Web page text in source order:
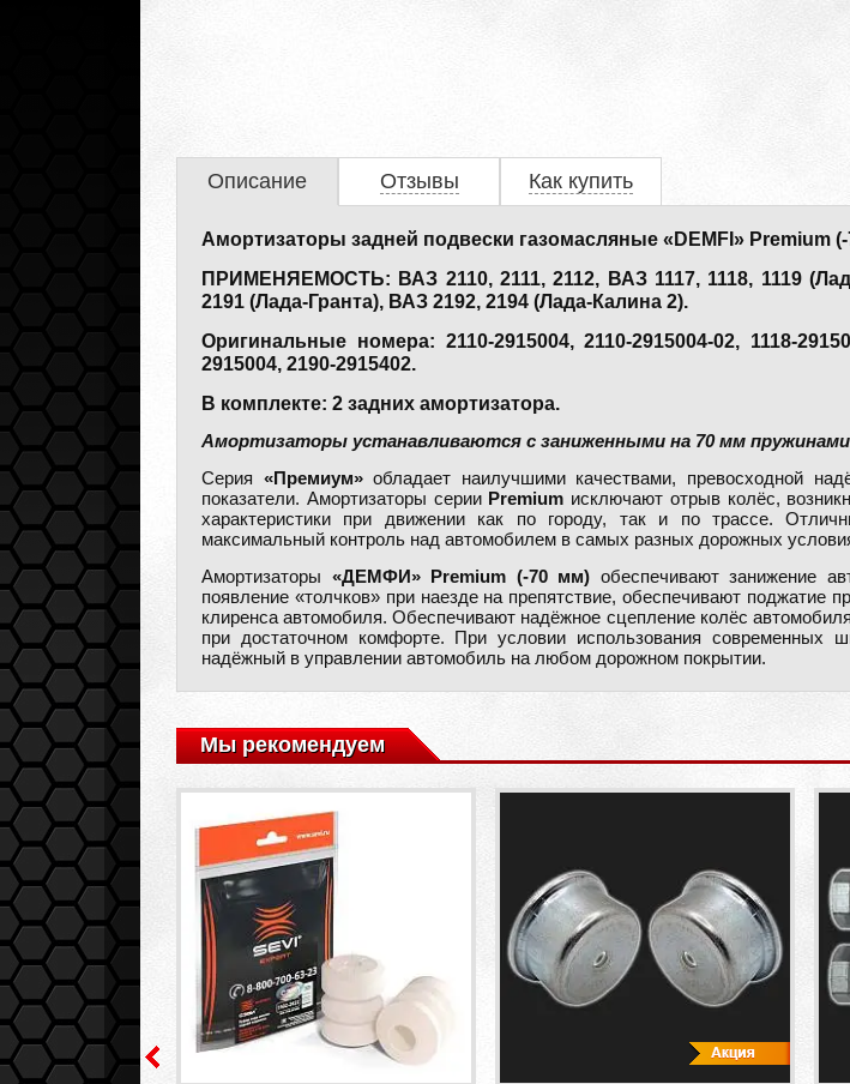
Описание Отзывы Как купить
Амортизаторы задней подвески газомасляные «DEMFI» Premium
ПРИМЕНЯЕМОСТЬ: ВАЗ 2110, 2111, 2112, ВАЗ 1117, 1118, 1119
2191 (Лада-Гранта), ВАЗ 2192, 2194 (Лада-Калина 2).
Оригинальные номера: 2110-2915004, 2110-2915004-02, 1118-
2915004, 2190-2915402.
В комплекте: 2 задних амортизатора.
Амортизаторы устанавливаются с заниженными на 70 мм
Серия «Премиум»обладает наилучшими качествами, превосходной
показатели. Амортизаторы серии Premium исключают отрыв колёс,
характеристики при движении как по городу, так и по трассе.
максимальный контроль над автомобилем в самых разных дорожных
Амортизаторы «ДЕМФИ» Premium (-70 мм) обеспечивают занижение
появление «толчков» при наезде на препятствие, обеспечивают
клиренса автомобиля. Обеспечивают надёжное сцепление колёс
при достаточном комфорте. При условии использования современных
надёжный в управлении автомобиль на любом дорожном покрытии.
Мы рекомендуем